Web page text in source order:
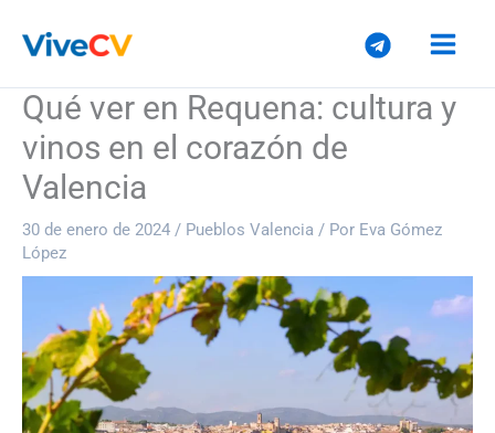
contenido
Qué ver en Requena: cultura y
vinos en el corazón de
Valencia
30 de enero de 2024 / Pueblos Valencia / Por Eva Gómez
López